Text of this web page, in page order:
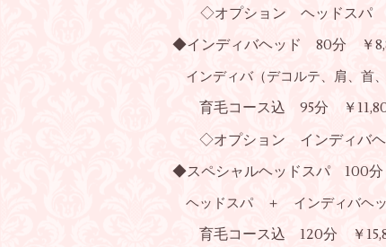
◇オプション ヘッドスパ
◆インディバヘッド 80分 ￥
インディバ（デコルテ、肩、首
育毛コース込 95分 ￥
◇オプション インディバ
◆スペシャルヘッドスパ 100
ヘッドスパ ＋ インディバヘ
育毛コース込 120分 ￥